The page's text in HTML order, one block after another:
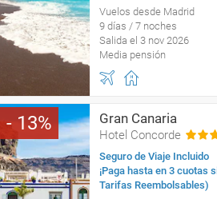
Vuelos desde Madrid
9 días / 7 noches
Salida el 3 nov 2026
Media pensión
13 Gran Canaria
Hotel Concorde
Seguro de Viaje Incluido
¡Paga hasta en 3 cuotas
Tarifas Reembolsables)